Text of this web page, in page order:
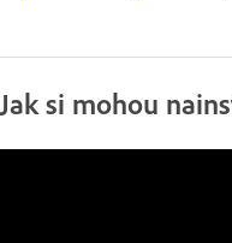
Jak si mohou